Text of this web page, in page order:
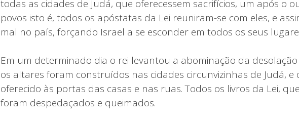
todas as cidades de Judá, que oferecessem sacrifícios, um após o
povos isto é, todos os apóstatas da Lei reuniram-se com eles, e
mal no país, forçando Israel a se esconder em todos os seus
Em um determinado dia o rei levantou a abominação da
os altares foram construídos nas cidades circunvizinhas de Judá, e
oferecido às portas das casas e nas ruas. Todos os livros da Lei,
foram despedaçados e queimados.